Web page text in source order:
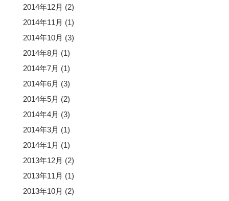
2014年12月 (2)
2014年11月 (1)
2014年10月 (3)
2014年8月 (1)
2014年7月 (1)
2014年6月 (3)
2014年5月 (2)
2014年4月 (3)
2014年3月 (1)
2014年1月 (1)
2013年12月 (2)
2013年11月 (1)
2013年10月 (2)